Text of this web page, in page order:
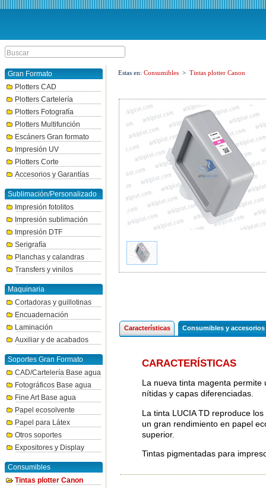
Gran Formato
Plotters CAD
Plotters Cartelería
Plotters Fotografía
Plotters Multifunción
Escáners Gran formato
Impresión UV
Plotters Corte
Accesorios y Garantías
Sublimación/Personalizado
Impresión fotolitos
Impresión sublimación
Impresión DTF
Serigrafía
Planchas y calandras
Transfers y vinilos
Maquinaria
Cortadoras y guillotinas
Encuadernación
Laminación
Auxiliar y de acabados
Soportes Gran Formato
CAD/Cartelería Base agua
Fotográficos Base agua
Fine Art Base agua
Papel ecosolvente
Papel para Látex
Otros soportes
Expositores y Display
Consumibles
Tintas plotter Canon
Estas en: Consumibles > Tintas plotter Canon
Características Consumibles y accesorios
CARACTERÍSTICAS
La nueva tinta magenta
nítidas y capas diferenciadas.
La tinta LUCIA TD reproduce
un gran rendimiento en papel
superior.
Tintas pigmentadas para